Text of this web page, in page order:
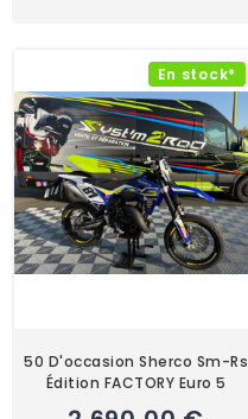
En stock*
50 D'occasion Sherco Sm-Rs
Édition FACTORY Euro 5